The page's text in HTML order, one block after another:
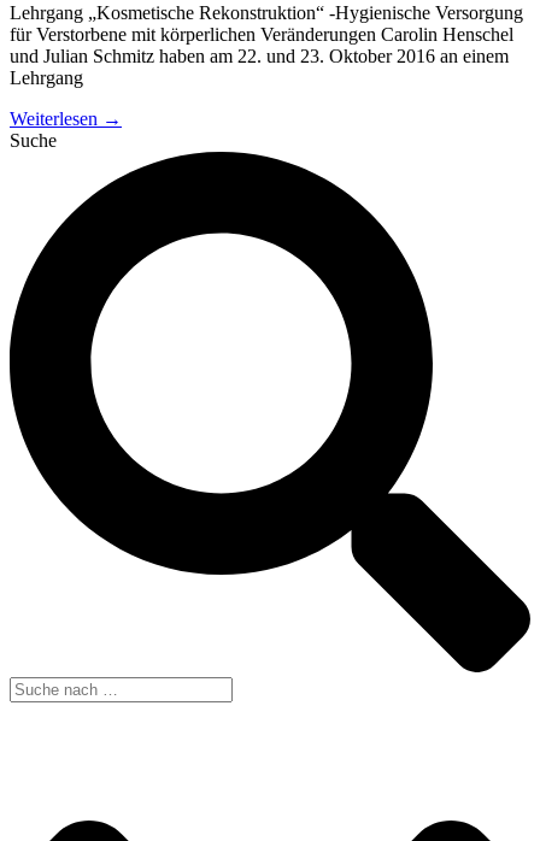
Lehrgang „Kosmetische Rekonstruktion“ -Hygienische Versorgung
für Verstorbene mit körperlichen Veränderungen Carolin Henschel
und Julian Schmitz haben am 22. und 23. Oktober 2016 an einem
Lehrgang
Weiterlesen →
Suche